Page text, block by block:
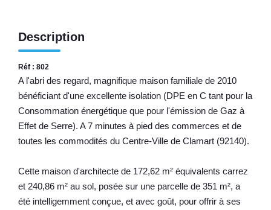
Description
Réf : 802
A l'abri des regard, magnifique maison familiale de 2010
bénéficiant d'une excellente isolation (DPE en C tant pour la
Consommation énergétique que pour l'émission de Gaz à
Effet de Serre). A 7 minutes à pied des commerces et de
toutes les commodités du Centre-Ville de Clamart (92140).
Cette maison d'architecte de 172,62 m² équivalents carrez
et 240,86 m² au sol, posée sur une parcelle de 351 m², a
été intelligemment conçue, et avec goût, pour offrir à ses